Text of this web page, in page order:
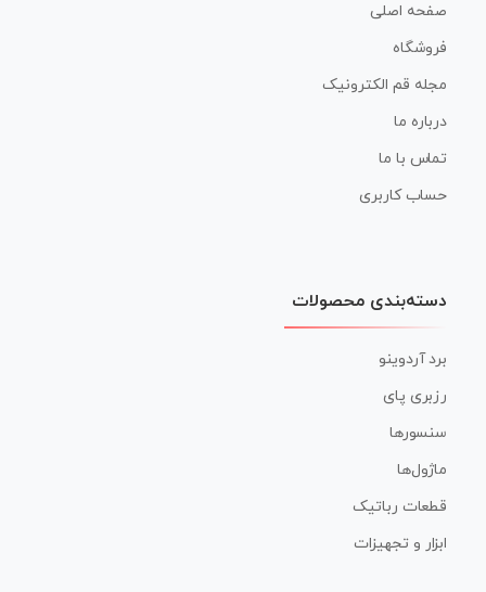
صفحه اصلی
فروشگاه
مجله قم الکترونیک
درباره ما
تماس با ما
حساب کاربری
دسته‌بندی محصولات
برد آردوینو
رزبری پای
سنسورها
ماژول‌ها
قطعات رباتیک
ابزار و تجهیزات